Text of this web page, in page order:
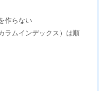
作らない
ラムインデックス）は順